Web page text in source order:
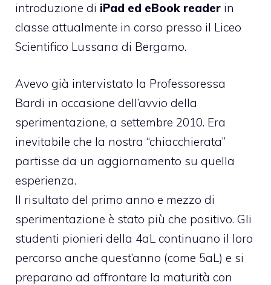
introduzione di iPad ed eBook reader in
classe attualmente in corso presso il Liceo
Scientifico Lussana di Bergamo.
Avevo già intervistato la Professoressa
Bardi in occasione dell’avvio della
sperimentazione, a settembre 2010. Era
inevitabile che la nostra “chiacchierata”
partisse da un aggiornamento su quella
esperienza.
Il risultato del primo anno e mezzo di
sperimentazione è stato più che positivo. Gli
studenti pionieri della 4aL continuano il loro
percorso anche quest’anno (come 5aL) e si
preparano ad affrontare la maturità con